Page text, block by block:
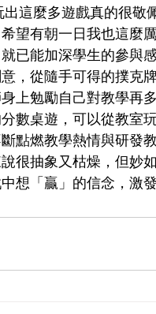
望有朝一日我也這麼厲
已能加深學生的參與
，從隨手可得的撲克
上勉勵自己對教學再
數桌遊，可以從教室
點燃教學熱情與研發
很抽象又枯燥，但妙
想「贏」的信念，激